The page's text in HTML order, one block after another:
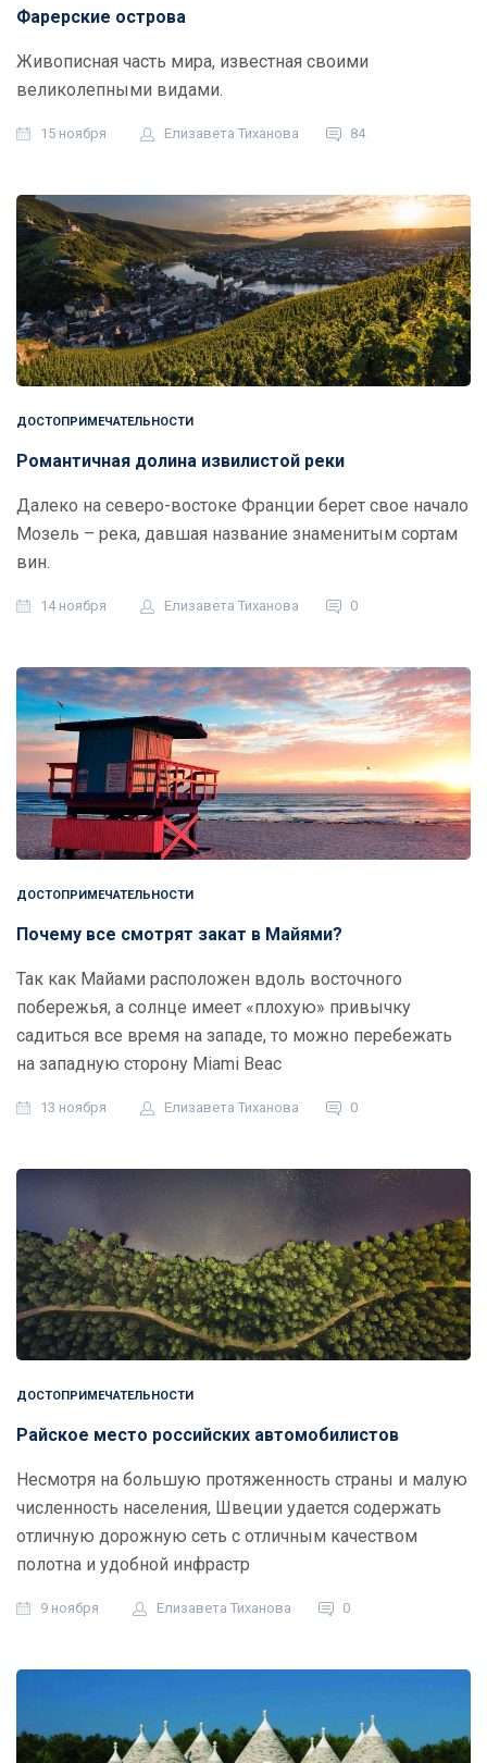
Фарерские острова
Живописная часть мира, известная своими
великолепными видами.
15 ноября Елизавета Тиханова 84
ДОСТОПРИМЕЧАТЕЛЬНОСТИ
Романтичная долина извилистой реки
Далеко на северо-востоке Франции берет свое начало
Мозель – река, давшая название знаменитым сортам
вин.
14 ноября Елизавета Тиханова 0
ДОСТОПРИМЕЧАТЕЛЬНОСТИ
Почему все смотрят закат в Майями?
Так как Майами расположен вдоль восточного
побережья, а солнце имеет «плохую» привычку
садиться все время на западе, то можно перебежать
на западную сторону Miami Beac
13 ноября Елизавета Тиханова 0
ДОСТОПРИМЕЧАТЕЛЬНОСТИ
Райское место российских автомобилистов
Несмотря на большую протяженность страны и малую
численность населения, Швеции удается содержать
отличную дорожную сеть с отличным качеством
полотна и удобной инфрастр
9 ноября Елизавета Тиханова 0